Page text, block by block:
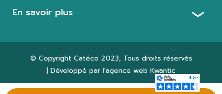
En savoir plus
© Copyright Catéco 2023, Tous droits réservés
| Développé par l'agence web Kwantic